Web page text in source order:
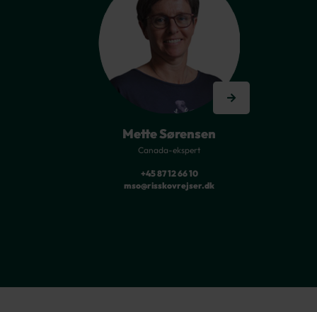
Mette Sørensen
Canada-ekspert
+45 87 12 66 10
mso@risskovrejser.dk